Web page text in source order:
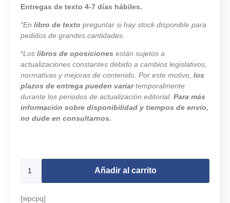
Entregas de texto 4-7 días hábiles.
*En libro de texto preguntar si hay stock disponible para
pedidos de grandes cantidades.
*Los libros de oposiciones están sujetos a
actualizaciones constantes debido a cambios legislativos,
normativas y mejoras de contenido. Por este motivo, los
plazos de entrega pueden variartemporalmente
durante los periodos de actualización editorial. Para más
información sobre disponibilidad y tiempos de envío,
no dude en consultarnos.
Añadir al carrito
[wpcpq]